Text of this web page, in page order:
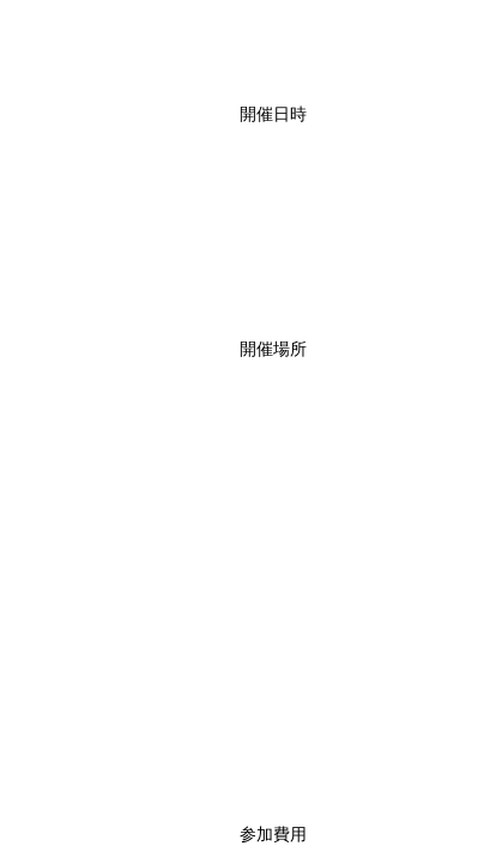
開催日時
開催場所
参加費用